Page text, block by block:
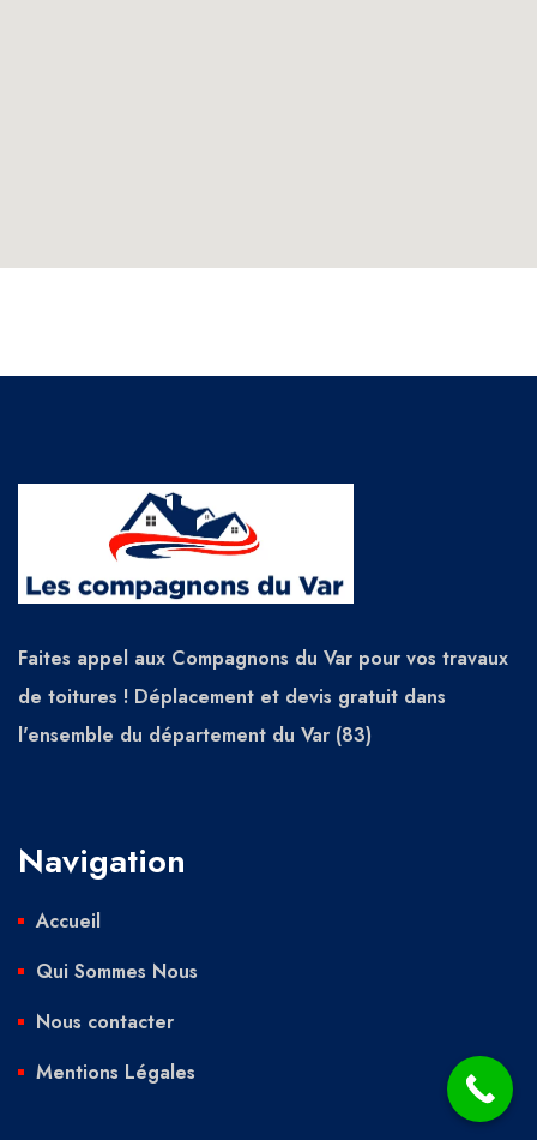
Faites appel aux Compagnons du Var pour vos travaux
de toitures ! Déplacement et devis gratuit dans
l'ensemble du département du Var (83)
Navigation
Accueil
Qui Sommes Nous
Nous contacter
Mentions Légales